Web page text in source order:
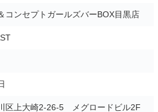
コンセプトガールズバーBOX目黒店
区上大崎2-26-5 メグロードビル2F